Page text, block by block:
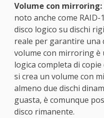
Volume con mirroring:
noto anche come
disco logico su dischi
reale per garantire una
volume con mirroring
logica completa di
si crea un volume con
almeno due dischi
guasta, è comunque
disco rimanente.